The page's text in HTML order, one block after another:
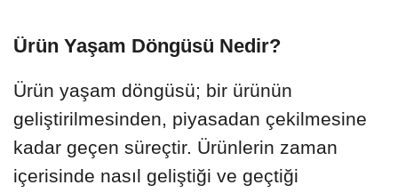
Ürün Yaşam Döngüsü Nedir?
Ürün yaşam döngüsü; bir ürünün
geliştirilmesinden, piyasadan çekilmesine
kadar geçen süreçtir. Ürünlerin zaman
içerisinde nasıl geliştiği ve geçtiği